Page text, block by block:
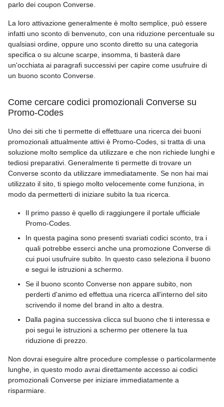
parlo dei coupon Converse.
La loro attivazione generalmente è molto semplice, può essere
infatti uno sconto di benvenuto, con una riduzione percentuale su
qualsiasi ordine, oppure uno sconto diretto su una categoria
specifica o su alcune scarpe, insomma, ti basterà dare
un'occhiata ai paragrafi successivi per capire come usufruire di
un buono sconto Converse.
Come cercare codici promozionali Converse su
Promo-Codes
Uno dei siti che ti permette di effettuare una ricerca dei buoni
promozionali attualmente attivi è Promo-Codes, si tratta di una
soluzione molto semplice da utilizzare e che non richiede lunghi e
tediosi preparativi. Generalmente ti permette di trovare un
Converse sconto da utilizzare immediatamente. Se non hai mai
utilizzato il sito, ti spiego molto velocemente come funziona, in
modo da permetterti di iniziare subito la tua ricerca.
Il primo passo è quello di raggiungere il portale ufficiale
Promo-Codes.
In questa pagina sono presenti svariati codici sconto, tra i
quali potrebbe esserci anche una promozione Converse di
cui puoi usufruire subito. In questo caso seleziona il buono
e segui le istruzioni a schermo.
Se il buono sconto Converse non appare subito, non
perderti d'animo ed effettua una ricerca all'interno del sito
scrivendo il nome del brand in alto a destra.
Dalla pagina successiva clicca sul buono che ti interessa e
poi segui le istruzioni a schermo per ottenere la tua
riduzione di prezzo.
Non dovrai eseguire altre procedure complesse o particolarmente
lunghe, in questo modo avrai direttamente accesso ai codici
promozionali Converse per iniziare immediatamente a
risparmiare.